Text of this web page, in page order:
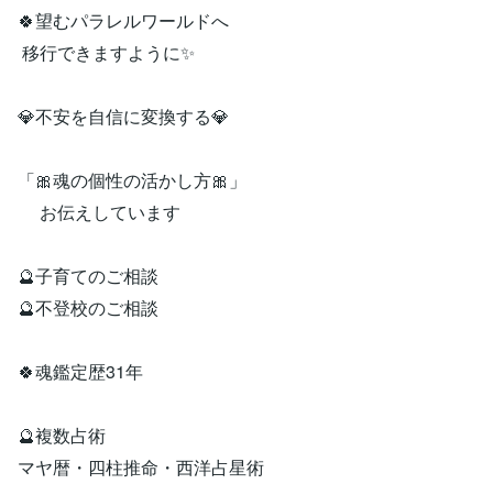
🍀望むパラレルワールドへ
移行できますように✨️
💎不安を自信に変換する💎
「🎀魂の個性の活かし方🎀」
お伝えしています
🔮子育てのご相談
🔮不登校のご相談
🍀魂鑑定歴31年
🔮複数占術
マヤ暦・四柱推命・西洋占星術